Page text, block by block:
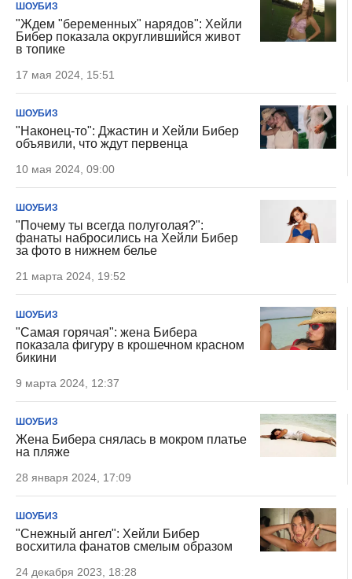
ШОУБИЗ
"Ждем "беременных" нарядов": Хейли
Бибер показала округлившийся живот
в топике
17 мая 2024, 15:51
ШОУБИЗ
"Наконец-то": Джастин и Хейли Бибер
объявили, что ждут первенца
10 мая 2024, 09:00
ШОУБИЗ
"Почему ты всегда полуголая?":
фанаты набросились на Хейли Бибер
за фото в нижнем белье
21 марта 2024, 19:52
ШОУБИЗ
"Самая горячая": жена Бибера
показала фигуру в крошечном красном
бикини
9 марта 2024, 12:37
ШОУБИЗ
Жена Бибера снялась в мокром платье
на пляже
28 января 2024, 17:09
ШОУБИЗ
"Снежный ангел": Хейли Бибер
восхитила фанатов смелым образом
24 декабря 2023, 18:28